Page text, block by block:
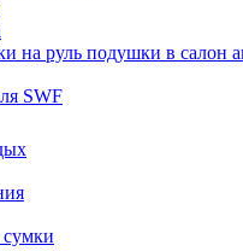
на руль подушки в салон
SWF